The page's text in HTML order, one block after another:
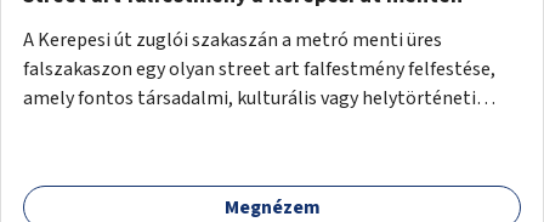
A Kerepesi út zuglói szakaszán a metró menti üres
falszakaszon egy olyan street art falfestmény felfestése,
amely fontos társadalmi, kulturális vagy helytörténeti
Megnézem